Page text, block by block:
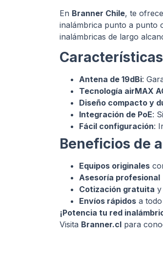
En Branner Chile, te
inalámbrica punto a punto
inalámbricas de largo
Antena de 19dBi:
Tecnología airMAX
Diseño compacto y
Integración de PoE:
Fácil configuración:
Beneficios de
Equipos originales
Asesoría profesional
Cotización gratuita y
Envíos rápidos a
¡Potencia tu red
Visita Branner.cl para